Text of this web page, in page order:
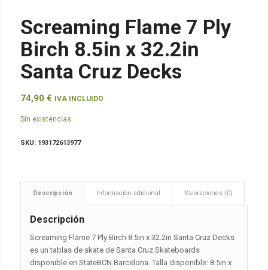
Screaming Flame 7 Ply
Birch 8.5in x 32.2in
Santa Cruz Decks
74,90 € IVA INCLUIDO
Sin existencias
SKU: 193172613977
Descripción Información adicional Valoraciones (0)
Descripción
Screaming Flame 7 Ply Birch 8.5in x 32.2in Santa Cruz Decks
es un tablas de skate de Santa Cruz Skateboards
disponible en StateBCN Barcelona. Talla disponible: 8.5in x